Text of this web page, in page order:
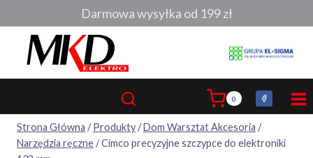
do
0
Strona Główna / Produkty/Dom Warsztat Akcesoria /
Narzędzia ręczne/Cimco precyzyjne szczypce do elektroniki
Darmowa wysyłka od 199 zł